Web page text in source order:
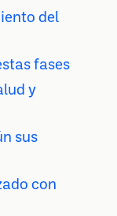
del
fases
y
sus
con